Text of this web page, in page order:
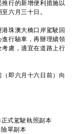
行的新增便利措施以
六月三十日。
珠澳大橋口岸駕駛回
行驗車，再辦理續領
慮，適宜在道路上行
即六月十六日前）向
式駕駛執照副本
單副本